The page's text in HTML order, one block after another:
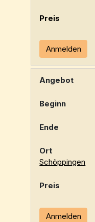
Anmelden
Schöppingen
Anmelden